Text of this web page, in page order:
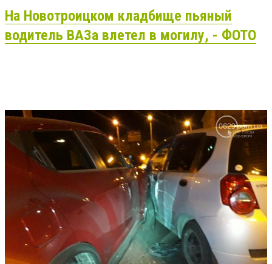
На Новотроицком кладбище пьяный
водитель ВАЗа влетел в могилу, - ФОТО